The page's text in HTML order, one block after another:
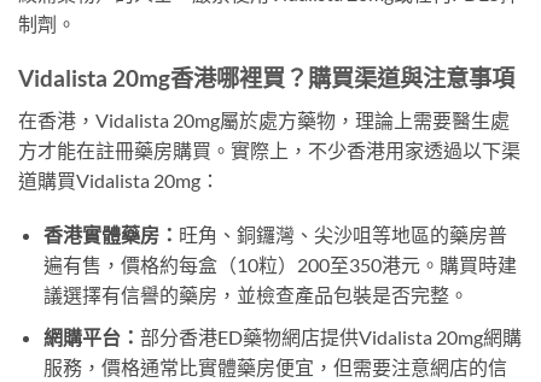
制劑。
Vidalista 20mg香港哪裡買？購買渠道與注意事項
在香港，Vidalista 20mg屬於處方藥物，理論上需要醫生處
方才能在註冊藥房購買。實際上，不少香港用家透過以下渠
道購買Vidalista 20mg：
香港實體藥房： 旺角、銅鑼灣、尖沙咀等地區的藥房普
遍有售，價格約每盒（10粒）200至350港元。購買時建
議選擇有信譽的藥房，並檢查產品包裝是否完整。
網購平台： 部分香港ED藥物網店提供Vidalista 20mg網購
服務，價格通常比實體藥房便宜，但需要注意網店的信